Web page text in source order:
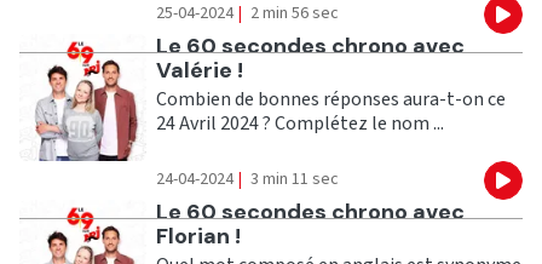
25-04-2024 | 2 min 56 sec
Ecouter
Le 60 secondes chrono avec
Valérie !
Combien de bonnes réponses aura-t-on ce
24 Avril 2024 ? Complétez le nom ...
24-04-2024 | 3 min 11 sec
Ecouter
Le 60 secondes chrono avec
Florian !